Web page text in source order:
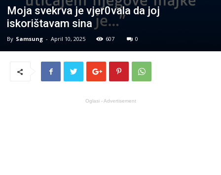
Moja svekrva je vjer0vala da joj
iskorištavam sina
By Samsung - April 10, 2025 607 0
Oglasi - Advertisement